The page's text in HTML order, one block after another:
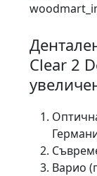
Clear 2
Варио